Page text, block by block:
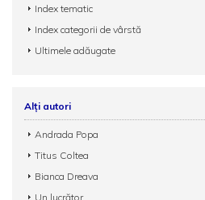
Index tematic
Index categorii de vârstă
Ultimele adăugate
Alți autori
Andrada Popa
Titus Coltea
Bianca Dreava
Un lucrător